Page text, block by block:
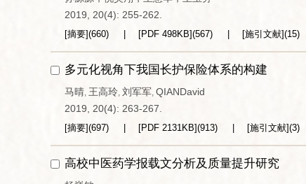
2019, 20(4): 255-262.
[摘要](660) [PDF 498KB](567) [施引文献](15)
多元化视角下我国长护保险体系的构建
马晴, 王高玲, 刘军军, QIANDavid
2019, 20(4): 263-267.
[摘要](697) [PDF 2131KB](913) [施引文献](3)
高校中医药学报载文分析及质量提升研究